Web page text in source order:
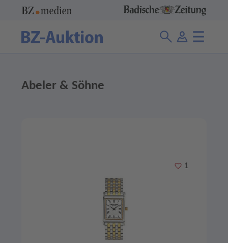
Abeler & Söhne
Merken
1